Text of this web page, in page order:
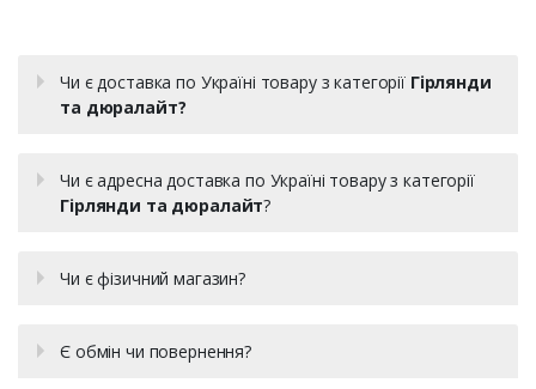
Чи є доставка по Україні товару з категорії Гірлянди
та дюралайт?
Чи є адресна доставка по Україні товару з категорії
Гірлянди та дюралайт?
Чи є фізичний магазин?
Є обмін чи повернення?